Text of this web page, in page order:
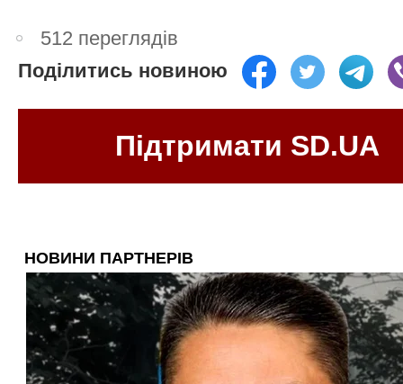
512 переглядів
Поділитись новиною
Підтримати SD.UA